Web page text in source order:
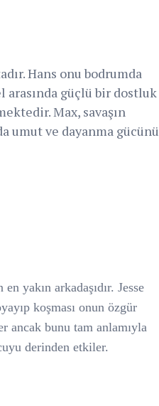
Hans onu bodrumda
arasında güçlü bir dostluk
Max, savaşın
umut ve dayanma gücünü
yakın arkadaşıdır. Jesse
koşması onun özgür
ancak bunu tam anlamıyla
derinden etkiler.